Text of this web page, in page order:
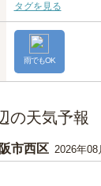
タグを見る
雨でもOK
の天気予報
市西区 2026年08